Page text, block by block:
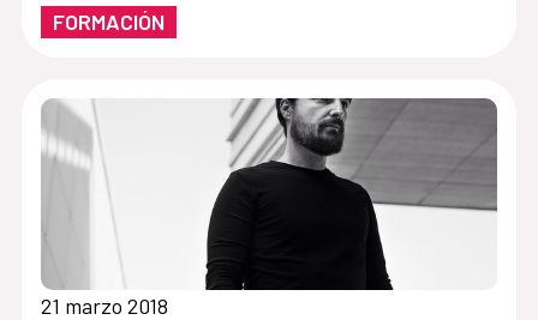
FORMACIÓN
21 marzo 2018